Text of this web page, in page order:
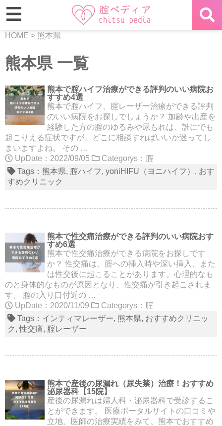
HOME > 熊本県
熊本県 一覧
熊本で腟ハイフ治療ができる評判のいい病院お
すすめ4選
熊本で腟ハイフ、腟レーザー治療ができる評判
のいい病院をお探しでしょうか？ 加齢や出産を
経験した方の腟のゆるみや尿もれは、誰にでも
起こりえる症状ですが、どこに相談すればいいか迷ってし
まいますよね。 その …
UpDate：2022/09/05
Categorys： 腟
Tags： 熊本県 腟ハイフ yoniHIFU（ヨニハイフ）
おす
すめクリニック
熊本で性交痛治療ができる評判のいい病院おす
すめ6選
熊本で性交痛治療ができる病院をお探しです
か？ 性交痛は、腟への挿入時や深い挿入、また
は性交後に起こることがあります。心理的なも
のと身体的なものが原因となり、性交痛が引き起こされま
す。 腟の入り口付近の …
UpDate：2020/11/09
Categorys： 腟
Tags： インティマレーザー 熊本県 おすすめクリニッ
ク
性交痛 腟レーザー
熊本で産後の尿漏れ（尿失禁）治療！おすすめ
泌尿器科【15院】
産後の尿漏れは婦人科・泌尿器科で受診するこ
とができます。 医療ポータルサイトの口コミや
立地、医師の治療実績をみて、熊本でおすすめ